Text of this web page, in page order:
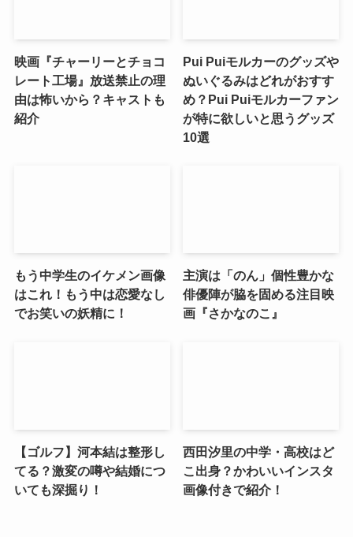
映画『チャーリーとチョコ
レート工場』放送禁止の理
由は怖いから？キャストも
紹介
Pui Puiモルカーのグッズや
ぬいぐるみはどれがおすす
め？Pui Puiモルカーファン
が特に欲しいと思うグッズ
10選
もう中学生のイケメン画像
はこれ！もう中は恋愛なし
でお笑いの妖精に！
主演は「のん」個性豊かな
俳優陣が脇を固める注目映
画『さかなのこ』
【ゴルフ】河本結は整形し
てる？激変の噂や結婚につ
いても深掘り！
西田汐里の中学・高校はど
こ出身？かわいいインスタ
画像付きで紹介！